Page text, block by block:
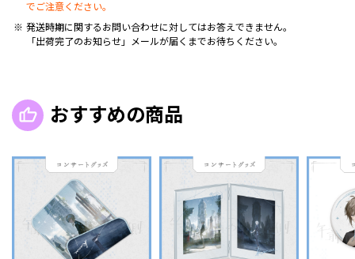
でご注意ください。
発送時期に関するお問い合わせに対してはお答えできません。
「出荷完了のお知らせ」メールが届くまでお待ちください。
おすすめの商品